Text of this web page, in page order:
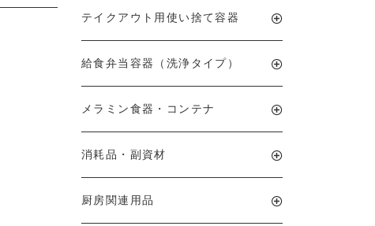
テイクアウト用使い捨て容器
給食弁当容器（洗浄タイプ）
メラミン食器・コンテナ
消耗品・副資材
厨房関連用品